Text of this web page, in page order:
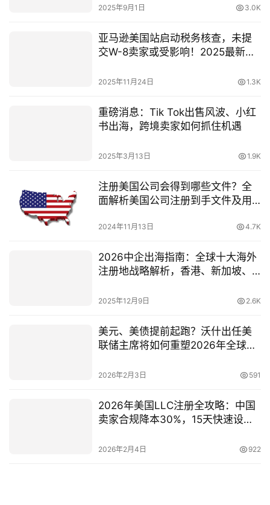
2025年9月1日 3.0K
亚马逊美国站启动税务核查，未提
交W-8卖家或受影响！2025最新合
2025年11月24日 1.3K
重磅消息：Tik Tok出售风波、小红
书出海，跨境卖家如何抓住机遇
2025年3月13日 1.9K
注册美国公司会得到哪些文件？全
面解析美国公司注册到手文件及用
2024年11月13日 4.7K
2026中企出海指南：全球十大海外
注册地战略解析，香港、新加坡、
2025年12月9日 2.6K
美元、美债提前起跑？沃什出任美
联储主席将如何重塑2026年全球市
2026年2月3日 591
2026年美国LLC注册全攻略：中国
卖家合规降本30%，15天快速设立
2026年2月4日 922